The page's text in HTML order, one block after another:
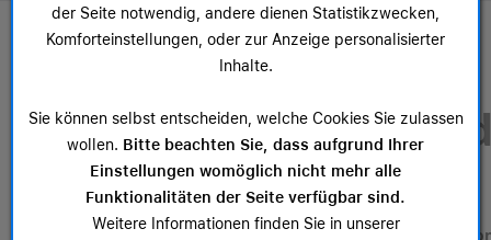
Dein Warenkorb
Noch keine Artikel im Einkaufswagen.
der Seite notwendig, andere dienen Statistikzwecken,
Komforteinstellungen, oder zur Anzeige personalisierter
Inhalte.
Sie können selbst entscheiden, welche Cookies Sie zulassen
wollen. Bitte beachten Sie, dass aufgrund Ihrer
Einstellungen womöglich nicht mehr alle
Funktionalitäten der Seite verfügbar sind.
Weitere Informationen finden Sie in unserer